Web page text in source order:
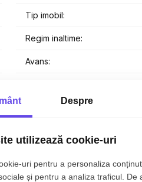
Tip imobil:
Regim inaltime:
Avans:
Canalizare
Despre
utilizează cookie-uri
uri pentru a personaliza
și pentru a analiza traficul.